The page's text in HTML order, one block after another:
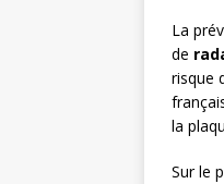
La
de
risque
la
Sur le